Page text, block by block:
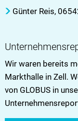
Günter Reis,
Wir waren bereits
Markthalle in Zell.
von GLOBUS in